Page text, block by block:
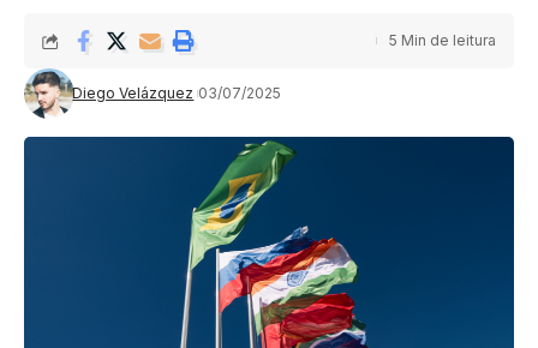
Diego Velázquez 03/07/2025
5 Min de leitura